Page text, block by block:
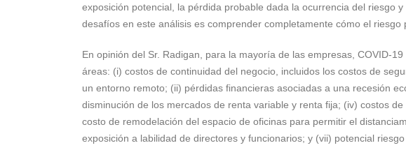
exposición potencial, la pérdida probable dada la ocurrencia del riesgo
desafíos en este análisis es comprender completamente cómo el riesgo
En opinión del Sr. Radigan, para la mayoría de las empresas, COVID-
áreas: (i) costos de continuidad del negocio, incluidos los costos de
un entorno remoto; (ii) pérdidas financieras asociadas a una recesión
disminución de los mercados de renta variable y renta fija; (iv) costos
costo de remodelación del espacio de oficinas para permitir el
exposición a labilidad de directores y funcionarios; y (vii) potencial